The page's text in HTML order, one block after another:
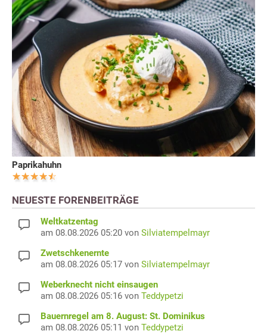
Paprikahuhn
NEUESTE FORENBEITRÄGE
Weltkatzentag
am 08.08.2026 05:20 von Silviatempelmayr
Zwetschkenernte
am 08.08.2026 05:17 von Silviatempelmayr
Weberknecht nicht einsaugen
am 08.08.2026 05:16 von Teddypetzi
Bauernregel am 8. August: St. Dominikus
am 08.08.2026 05:11 von Teddypetzi